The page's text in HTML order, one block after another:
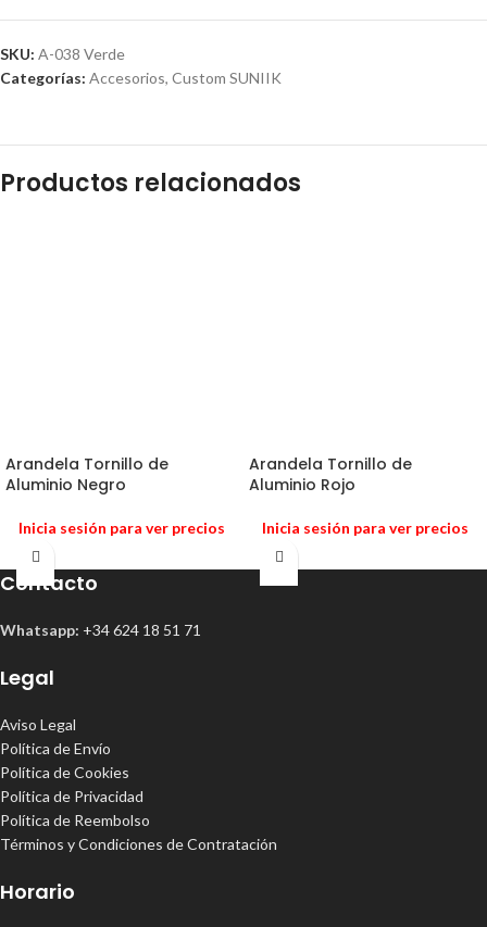
SKU: A-038 Verde
Categorías: Accesorios, Custom SUNIIK
Productos relacionados
Arandela Tornillo de
Aluminio Negro
Inicia sesión para ver precios
Arandela Tornillo de
Aluminio Rojo
Inicia sesión para ver precios
Contacto
Whatsapp: +34 624 18 51 71
Legal
Aviso Legal
Política de Envío
Política de Cookies
Política de Privacidad
Política de Reembolso
Términos y Condiciones de Contratación
Horario